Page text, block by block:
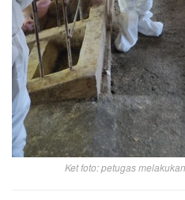
Ket foto: petugas